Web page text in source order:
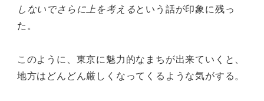
しないでさらに上を考えるという話が印象に残っ
た。
このように、東京に魅力的なまちが出来ていくと、
地方はどんどん厳しくなってくるような気がする。